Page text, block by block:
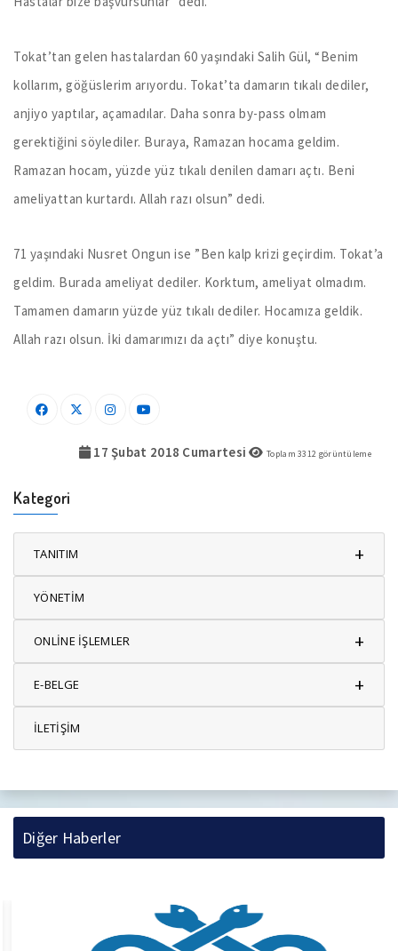
Tokat’tan gelen hastalardan 60 yaşındaki Salih Gül, “Benim
kollarım, göğüslerim arıyordu. Tokat’ta damarın tıkalı dediler,
anjiyo yaptılar, açamadılar. Daha sonra by-pass olmam
gerektiğini söylediler. Buraya, Ramazan hocama geldim.
Ramazan hocam, yüzde yüz tıkalı denilen damarı açtı. Beni
ameliyattan kurtardı. Allah razı olsun” dedi.
71 yaşındaki Nusret Ongun ise ”Ben kalp krizi geçirdim. Tokat’a
geldim. Burada ameliyat dediler. Korktum, ameliyat olmadım.
Tamamen damarın yüzde yüz tıkalı dediler. Hocamıza geldik.
Allah razı olsun. İki damarımızı da açtı” diye konuştu.
17 Şubat 2018 Cumartesi Toplam3312 görüntüleme
Kategori
TANITIM +
YÖNETİM
ONLİNE İŞLEMLER +
E-BELGE +
İLETİŞİM
Diğer Haberler